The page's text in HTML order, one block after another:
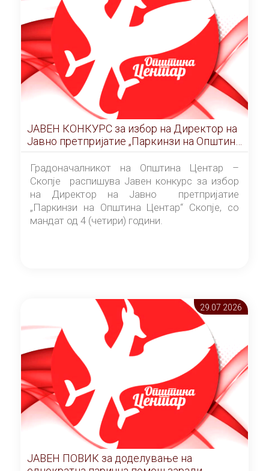
понудувач.
ЈАВЕН КОНКУРС за избор на Директор на
Јавно претпријатие „Паркинзи на Општина
Центар“ – Скопје
Градоначалникот на Општина Центар –
Скопје распишува Јавен конкурс за избор
на Директор на Јавно претпријатие
„Паркинзи на Општина Центар“ Скопје, со
мандат од 4 (четири) години.
29.07 2026
ЈАВЕН ПОВИК за доделување на